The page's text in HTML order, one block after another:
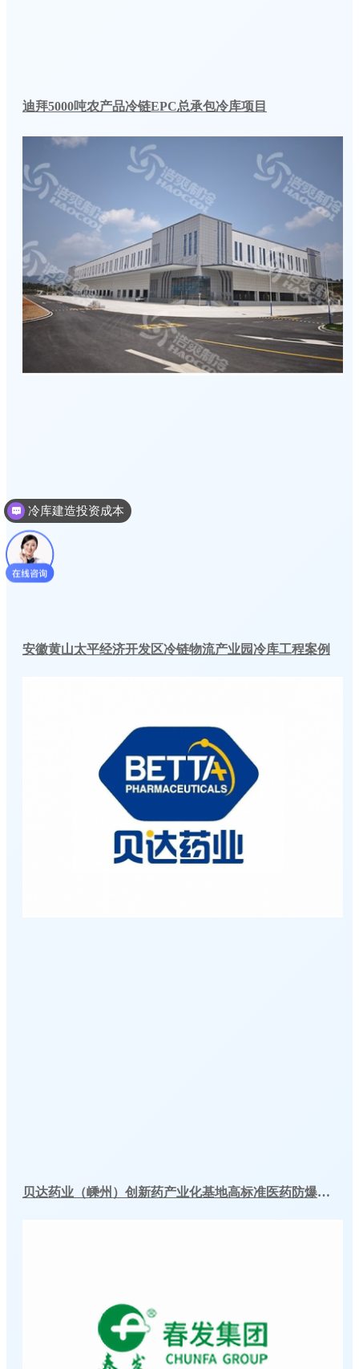
迪拜5000吨农产品冷链EPC总承包冷库项目
安徽黄山太平经济开发区冷链物流产业园冷库工程案例
贝达药业（嵊州）创新药产业化基地高标准医药防爆冷库建造工程案例